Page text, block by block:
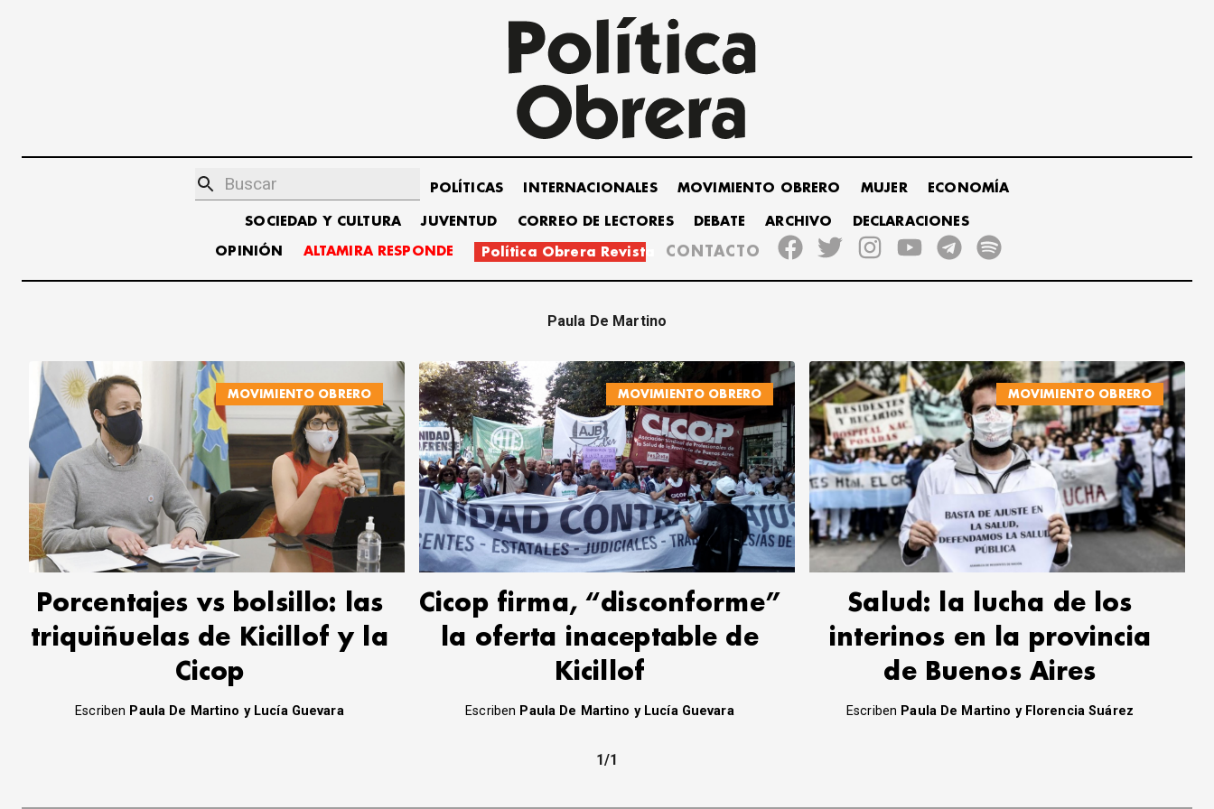
POLÍTICAS INTERNACIONALES MOVIMIENTO OBRERO MUJER ECONOMÍA
SOCIEDAD Y CULTURA JUVENTUD CORREO DE LECTORES DEBATE ARCHIVO DECLARACIONES
OPINIÓN ALTAMIRA RESPONDE Política Obrera Revista CONTACTO
Paula De Martino
MOVIMIENTO OBRERO
Porcentajes vs bolsillo: las
triquiñuelas de Kicillof y la
Cicop
Escriben Paula De Martino y Lucía Guevara
MOVIMIENTO OBRERO
Cicop firma, “disconforme”
la oferta inaceptable de
Kicillof
Escriben Paula De Martino y Lucía Guevara
MOVIMIENTO OBRERO
Salud: la lucha de los
interinos en la provincia
de Buenos Aires
Escriben Paula De Martino y Florencia Suárez
1/1